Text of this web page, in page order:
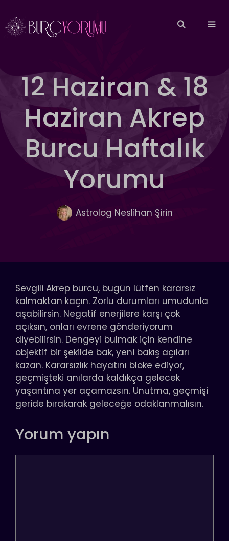
atla
12 Haziran & 18
Haziran Akrep
Burcu Haftalık
Yorumu
Astrolog Neslihan Şirin
Sevgili Akrep burcu, bugün lütfen kararsız
kalmaktan kaçın. Zorlu durumları umudunla
aşabilirsin. Negatif enerjilere karşı çok
açıksın, onları evrene gönderiyorum
diyebilirsin. Dengeyi bulmak için kendine
objektif bir şekilde bak, yeni bakış açıları
kazan. Kararsızlık hayatını bloke ediyor,
geçmişteki anılarda kaldıkça gelecek
yaşantına yer açamazsın. Unutma, geçmişi
geride bırakarak geleceğe odaklanmalısın.
Yorum yapın